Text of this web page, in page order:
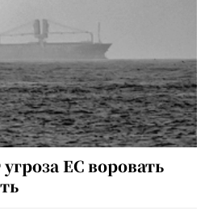
ЕС воровать